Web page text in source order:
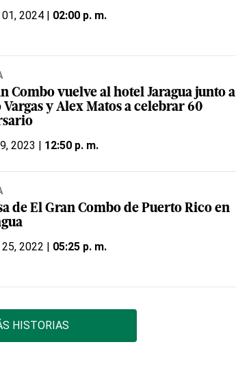
2024 | 02:00 p. m.
Combo vuelve al hotel Jaragua junto a
Vargas y Alex Matos a celebrar 60
2023 | 12:50 p. m.
de El Gran Combo de Puerto Rico en
2022 | 05:25 p. m.
HISTORIAS